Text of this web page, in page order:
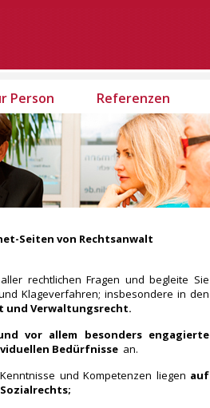
Person Referenzen
Seiten von Rechtsanwalt
rechtlichen Fragen und begleite Sie
Klageverfahren; insbesondere in den
und Verwaltungsrecht.
vor allem besonders engagierte
Bedürfnisse an.
und Kompetenzen liegen auf